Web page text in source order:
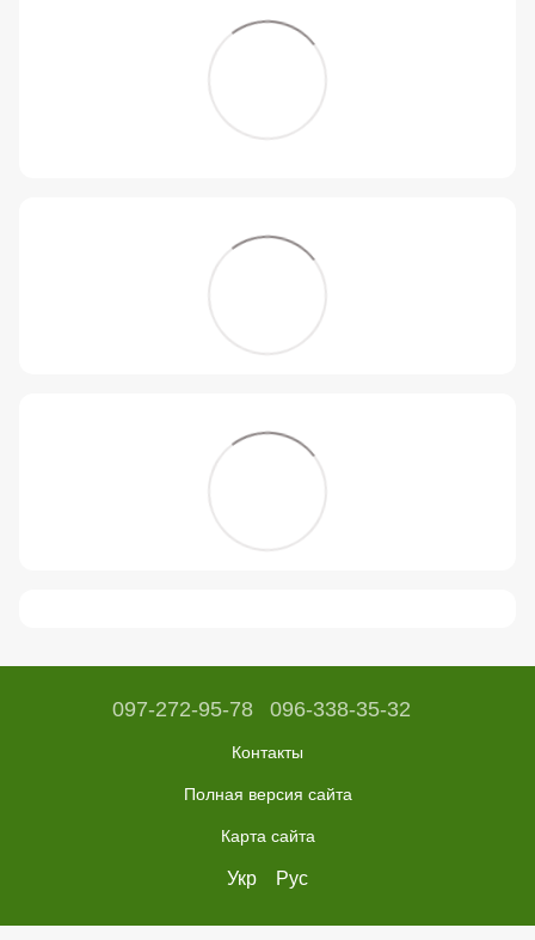
097-272-95-78 096-338-35-32
Контакты
Полная версия сайта
Карта сайта
Укр Рус